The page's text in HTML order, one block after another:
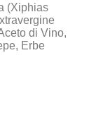
(Xiphias
di Vino,
Erbe